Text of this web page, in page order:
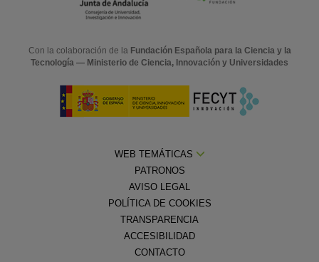
Con la colaboración de la Fundación Española para la Ciencia y la
Tecnología — Ministerio de Ciencia, Innovación y Universidades
WEB TEMÁTICAS
PATRONOS
AVISO LEGAL
POLÍTICA DE COOKIES
TRANSPARENCIA
ACCESIBILIDAD
CONTACTO